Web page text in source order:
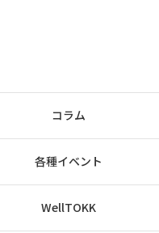
コラム
各種イベント
WellTOKK